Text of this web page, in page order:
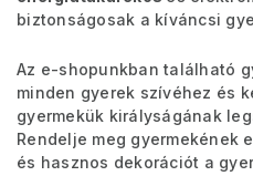
biztonságosak a kíváncsi
Az e-shopunkban található
minden gyerek szívéhez és
gyermekük királyságának
Rendelje meg gyermekének
és hasznos dekorációt a